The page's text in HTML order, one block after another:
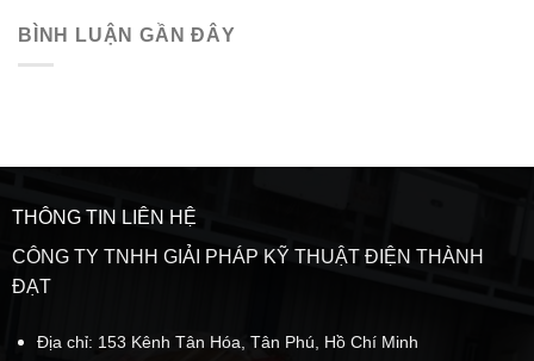
BÌNH LUẬN GẦN ĐÂY
THÔNG TIN LIÊN HỆ
CÔNG TY TNHH GIẢI PHÁP KỸ THUẬT ĐIỆN THÀNH
ĐẠT
Địa chỉ: 153 Kênh Tân Hóa, Tân Phú, Hồ Chí Minh